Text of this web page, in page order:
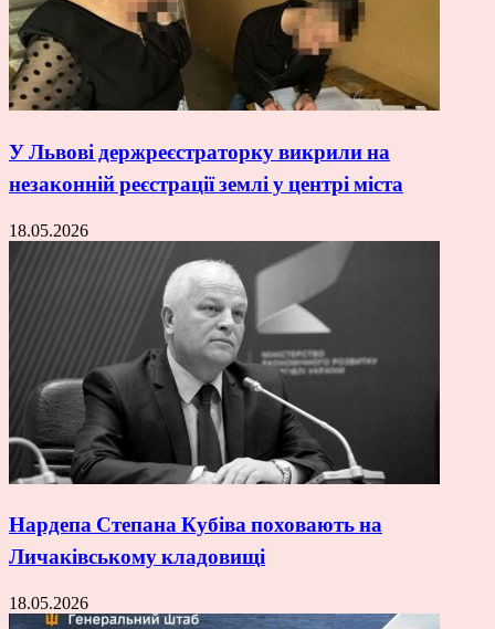
У Львові держреєстраторку викрили на
незаконній реєстрації землі у центрі міста
18.05.2026
Нардепа Степана Кубіва поховають на
Личаківському кладовищі
18.05.2026